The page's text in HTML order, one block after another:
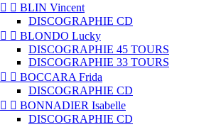
  BLIN Vincent
DISCOGRAPHIE CD
  BLONDO Lucky
DISCOGRAPHIE 45 TOURS
DISCOGRAPHIE 33 TOURS
  BOCCARA Frida
DISCOGRAPHIE CD
  BONNADIER Isabelle
DISCOGRAPHIE CD